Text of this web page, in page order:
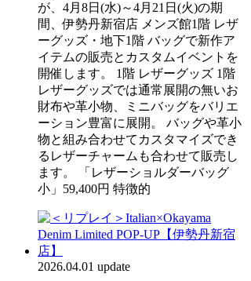
が、4月8日(水)～4月21日(火)の期
間、伊勢丹新宿店 メンズ館1階 レザ
ーグッズ・地下1階 バッグで新作ア
イテムの販売とカスタムイベントを
開催します。 1階 レザーグッズ 1階
レザーグッズでは通常展開の無いお
財布や革小物、ミニバッグをバリエ
ーション豊富に展開。 バッグや革小
物と組み合わせてカスタマイズでき
るレザーチャームも合わせて販売し
ます。 「レザーショルダーバッグ
小」59,400円 特徴的
2026.04.01 update